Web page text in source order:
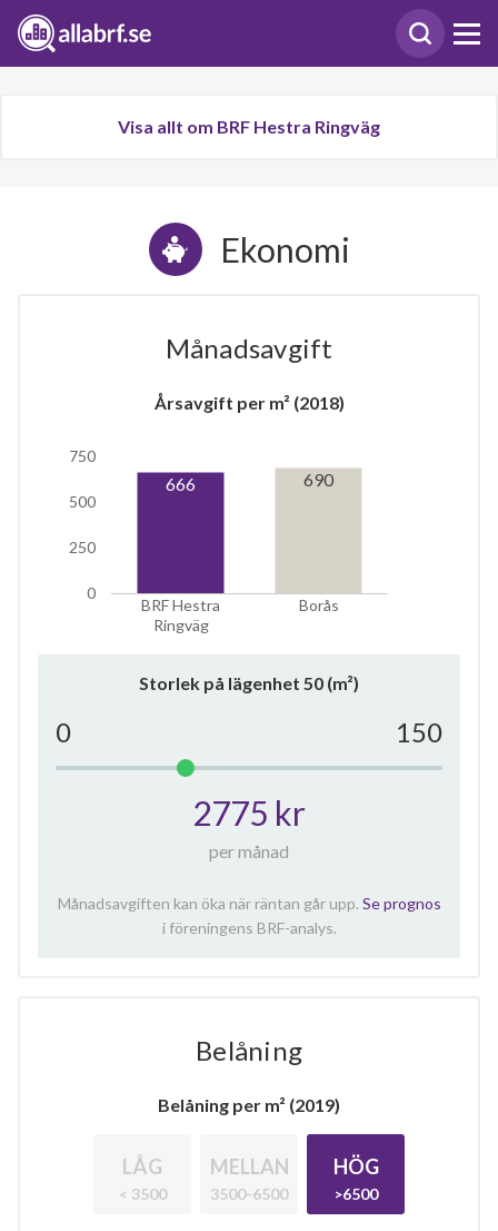
Visa allt om BRF Hestra Ringväg
Ekonomi
Månadsavgift
Årsavgift per m² (2018)
BRF Hestra
Ringväg
Borås
0
250
500
750
666 690
Storlek på lägenhet 50 (m²)
0 150
2775 kr
per månad
Månadsavgiften kan öka när räntan går upp. Se prognos
i föreningens BRF-analys.
Belåning
Belåning per m² (2019)
LÅG
< 3500
MELLAN
3500-6500
HÖG
>6500